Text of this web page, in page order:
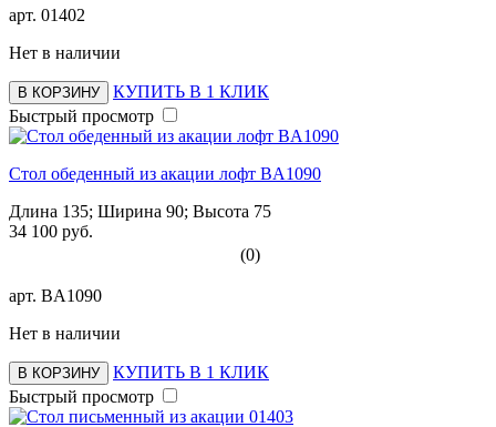
арт. 01402
Нет в наличии
В КОРЗИНУ
КУПИТЬ В 1 КЛИК
Быстрый просмотр
Стол обеденный из акации лофт BА1090
Длина 135; Ширина 90; Высота 75
34 100 руб.
(0)
арт. BА1090
Нет в наличии
В КОРЗИНУ
КУПИТЬ В 1 КЛИК
Быстрый просмотр